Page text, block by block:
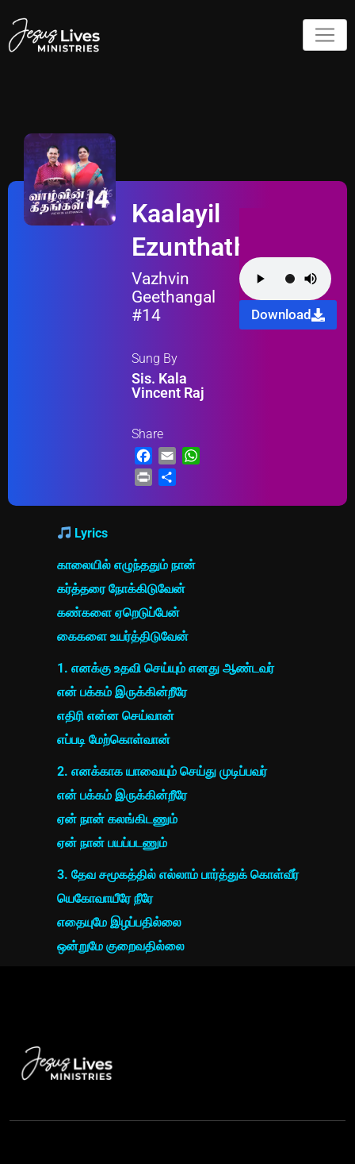
Kaalayil
Ezunthathum
Vazhvin
Geethangal
#14
Sung By
Sis. Kala
Vincent Raj
Share
Facebook
Email
Print
Download
Lyrics
காலையில் எழுந்ததும் நான்
கர்த்தரை நோக்கிடுவேன்
கண்களை ஏறெடுப்பேன்
கைகளை உயர்த்திடுவேன்
1. எனக்கு உதவி செய்யும் எனது ஆண்டவர்
என் பக்கம் இருக்கின்றீரே
எதிரி என்ன செய்வான்
எப்படி மேற்கொள்வான்
2. எனக்காக யாவையும் செய்து முடிப்பவர்
என் பக்கம் இருக்கின்றீரே
ஏன் நான் கலங்கிடணும்
ஏன் நான் பயப்படணும்
3. தேவ சமூகத்தில் எல்லாம் பார்த்துக் கொள்வீர்
யெகோவாயீரே நீரே
எதையுமே இழப்பதில்லை
ஒன்றுமே குறைவதில்லை